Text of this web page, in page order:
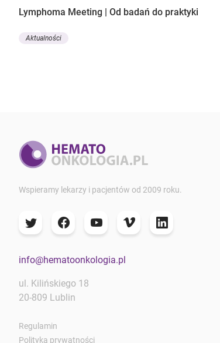
Lymphoma Meeting | Od badań do praktyki
Aktualności
Wspieramy lekarzy i pacjentów od 2009 roku.
info@hematoonkologia.pl
ul. Kilińskiego 18
20-809 Lublin
Regulamin
Polityka prywatności